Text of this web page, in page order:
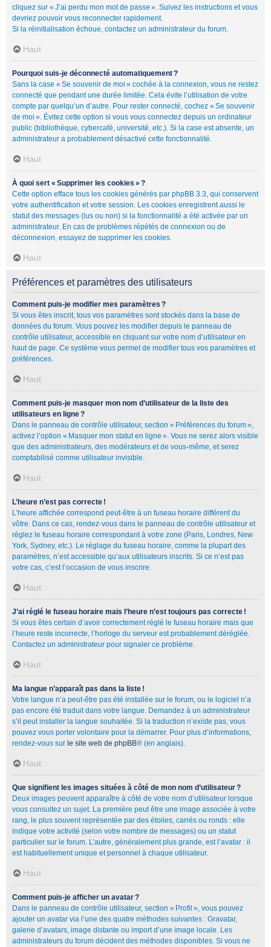
cliquez sur « J’ai perdu mon mot de passe ». Suivez les instructions et vous
devriez pouvoir vous reconnecter rapidement.
Si la réinitialisation échoue, contactez un administrateur du forum.
Haut
Pourquoi suis-je déconnecté automatiquement ?
Sans la case « Se souvenir de moi » cochée à la connexion, vous ne restez
connecté que pendant une durée limitée. Cela évite l’utilisation de votre
compte par quelqu’un d’autre. Pour rester connecté, cochez « Se souvenir
de moi ». Évitez cette option si vous vous connectez depuis un ordinateur
public (bibliothèque, cybercafé, université, etc.). Si la case est absente, un
administrateur a probablement désactivé cette fonctionnalité.
Haut
À quoi sert « Supprimer les cookies » ?
Cette option efface tous les cookies générés par phpBB 3.3, qui conservent
votre authentification et votre session. Les cookies enregistrent aussi le
statut des messages (lus ou non) si la fonctionnalité a été activée par un
administrateur. En cas de problèmes répétés de connexion ou de
déconnexion, essayez de supprimer les cookies.
Haut
Préférences et paramètres des utilisateurs
Comment puis-je modifier mes paramètres ?
Si vous êtes inscrit, tous vos paramètres sont stockés dans la base de
données du forum. Vous pouvez les modifier depuis le panneau de
contrôle utilisateur, accessible en cliquant sur votre nom d’utilisateur en
haut de page. Ce système vous permet de modifier tous vos paramètres et
préférences.
Haut
Comment puis-je masquer mon nom d’utilisateur de la liste des
utilisateurs en ligne ?
Dans le panneau de contrôle utilisateur, section « Préférences du forum »,
activez l’option « Masquer mon statut en ligne ». Vous ne serez alors visible
que des administrateurs, des modérateurs et de vous-même, et serez
comptabilisé comme utilisateur invisible.
Haut
L’heure n’est pas correcte !
L’heure affichée correspond peut-être à un fuseau horaire différent du
vôtre. Dans ce cas, rendez-vous dans le panneau de contrôle utilisateur et
réglez le fuseau horaire correspondant à votre zone (Paris, Londres, New
York, Sydney, etc.). Le réglage du fuseau horaire, comme la plupart des
paramètres, n’est accessible qu’aux utilisateurs inscrits. Si ce n’est pas
votre cas, c’est l’occasion de vous inscrire.
Haut
J’ai réglé le fuseau horaire mais l’heure n’est toujours pas correcte !
Si vous êtes certain d’avoir correctement réglé le fuseau horaire mais que
l’heure reste incorrecte, l’horloge du serveur est probablement déréglée.
Contactez un administrateur pour signaler ce problème.
Haut
Ma langue n’apparaît pas dans la liste !
Votre langue n’a peut-être pas été installée sur le forum, ou le logiciel n’a
pas encore été traduit dans votre langue. Demandez à un administrateur
s’il peut installer la langue souhaitée. Si la traduction n’existe pas, vous
pouvez vous porter volontaire pour la démarrer. Pour plus d’informations,
rendez-vous sur le site web de phpBB® (en anglais).
Haut
Que signifient les images situées à côté de mon nom d’utilisateur ?
Deux images peuvent apparaître à côté de votre nom d’utilisateur lorsque
vous consultez un sujet. La première peut être une image associée à votre
rang, le plus souvent représentée par des étoiles, carrés ou ronds : elle
indique votre activité (selon votre nombre de messages) ou un statut
particulier sur le forum. L’autre, généralement plus grande, est l’avatar : il
est habituellement unique et personnel à chaque utilisateur.
Haut
Comment puis-je afficher un avatar ?
Dans le panneau de contrôle utilisateur, section « Profil », vous pouvez
ajouter un avatar via l’une des quatre méthodes suivantes : Gravatar,
galerie d’avatars, image distante ou import d’une image locale. Les
administrateurs du forum décident des méthodes disponibles. Si vous ne